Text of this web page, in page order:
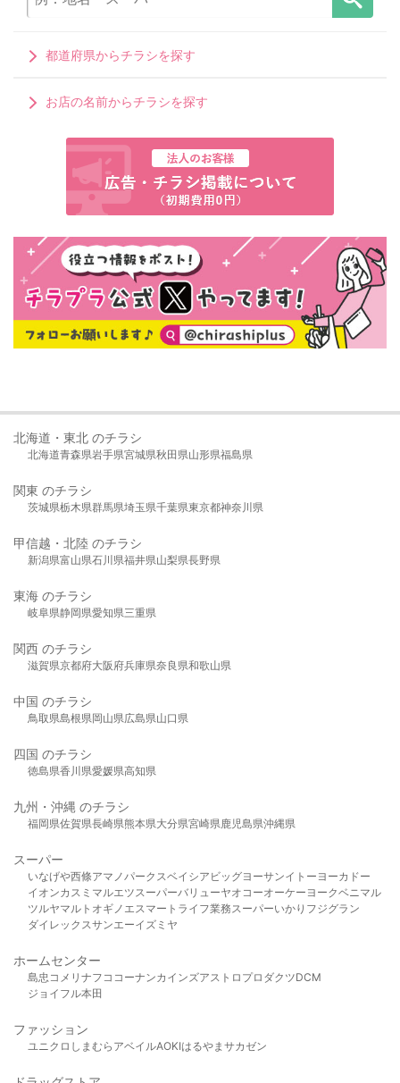
都道府県からチラシを探す
お店の名前からチラシを探す
北海道・東北 のチラシ
北海道青森県岩手県宮城県秋田県山形県福島県
関東 のチラシ
茨城県栃木県群馬県埼玉県千葉県東京都神奈川県
甲信越・北陸 のチラシ
新潟県富山県石川県福井県山梨県長野県
東海 のチラシ
岐阜県静岡県愛知県三重県
関西 のチラシ
滋賀県京都府大阪府兵庫県奈良県和歌山県
中国 のチラシ
鳥取県島根県岡山県広島県山口県
四国 のチラシ
徳島県香川県愛媛県高知県
九州・沖縄 のチラシ
福岡県佐賀県長崎県熊本県大分県宮崎県鹿児島県沖縄県
スーパー
いなげや西條アマノパークスベイシア ビッグヨーサンイトーヨーカドー
イオンカスミ マルエツスーパーバリューヤオコーオーケー ヨークベニマル
ツルヤマルト オギノ エスマート ライフ業務スーパーいかり フジグラン
ダイレックスサンエーイズミヤ
ホームセンター
島忠 コメリ ナフコ コーナンカインズアストロプロダクツDCM
ジョイフル本田
ファッション
ユニクロ しまむら アベイルAOKIはるやま サカゼン